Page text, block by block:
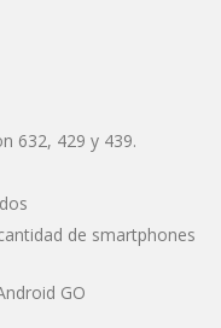
632, 429 y 439.
de smartphones
GO